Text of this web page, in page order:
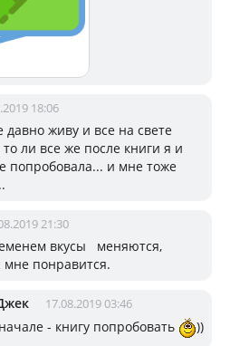
18:06
давно живу и все на свете
ли все же после книги я и
попробовала... и мне тоже
21:30
вкусы меняются,
понравится.
17.08.2019 03:46
- книгу попробовать ))